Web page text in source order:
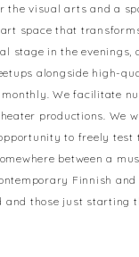
the visual arts and a
space that
stage in the evenings,
alongside high-
We facilitate
productions. We
to freely test
between a
Finnish
and those just starting